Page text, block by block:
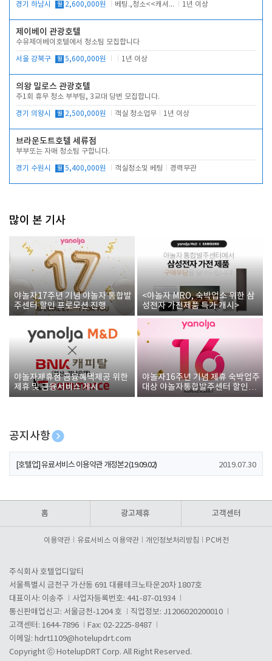
경기 하남시 월 2,600,000원 베팅.,청소<<캐셔 모셔봅니다. 1년 이상
제이베이 관광호텔
수유제이베이호텔에서 청소팀 모집합니다
서울 강북구 월 5,600,000원 1년 이상
의왕 밀로스 관광호텔
주1회 휴무 청소 부부팀, 3교대 당번 모집합니다.
경기 의왕시 월 2,500,000원 객실 청소업무 1년 이상
브라운도트호텔 세류점
부부또는 자매 청소팀 구합니다.
경기 수원시 월 5,400,000원 객실청소및 베팅 경력무관
많이 본 기사
야놀자17주년 기념 야놀자 통합발
주센터 할인 프로모션 진행
<야놀자 MRO, 숙박업소 위한 삼
성전자 가전제품 특가 개시>
야놀자제휴점 금융혜택제공 위한
제휴 및 금융서비스 게시
야놀자16주년 기념 제휴 숙박업주
대상 야놀자통합발주센터 할인쿠
폰 증정
공지사항
[호텔업] 개인정보 처리방침 개정본1 (19.09.02)
[호텔업] 유료서비스 이용약관 개정본2 (19.09.02) 2019.07.30
홈 광고제휴 고객센터
이용약관 유료서비스 이용약관 개인정보처리방침 PC버전
주식회사 호텔업디알티
서울특별시 금천구 가산동 691 대륭테크노타운20차 1807호
대표이사: 이송주
사업자등록번호: 441-87-01934
통신판매업신고: 서울금천-1204 호
직업정보: J1206020200010
고객센터: 1644-7896
Fax: 02-2225-8487
이메일: hdrt1109@hotelupdrt.com
Copyright ⓒ HotelupDRT Corp. All Right Reserved.